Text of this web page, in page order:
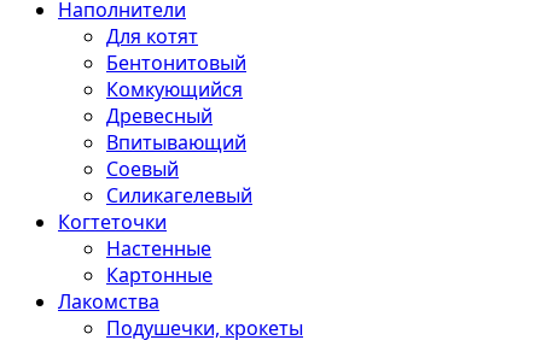
Наполнители
Для котят
Бентонитовый
Комкующийся
Древесный
Впитывающий
Соевый
Силикагелевый
Когтеточки
Настенные
Картонные
Лакомства
Подушечки, крокеты